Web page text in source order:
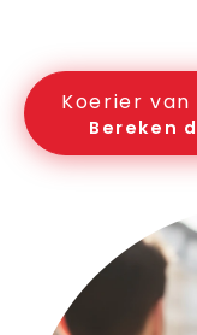
Koerier
Bereken